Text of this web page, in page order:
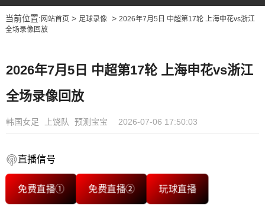
当前位置: 网站首页> 足球录像 > 2026年7月5日 中超第17轮 上海申花vs浙江
全场录像回放
2026年7月5日 中超第17轮 上海申花vs浙江
全场录像回放
韩国女足 上饶队 预测宝宝 2026-07-06 17:50:03
直播信号
免费直播① 免费直播② 玩球直播